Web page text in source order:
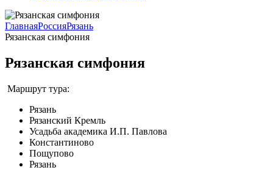
ГлавнаяРоссияРязань
Рязанская симфония
Рязанская симфония
Маршрут тура:
Рязань
Рязанский Кремль
Усадьба академика И.П. Павлова
Константиново
Пощупово
Рязань